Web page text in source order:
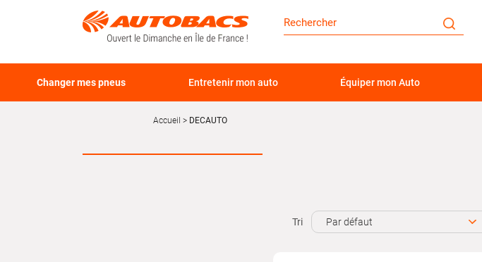
Changer mes pneus Entretenir mon auto Équiper mon Auto
Accueil DECAUTO
Tri Par défaut